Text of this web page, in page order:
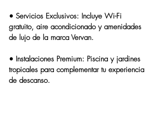
• Servicios Exclusivos: Incluye Wi-Fi
gratuito, aire acondicionado y amenidades
de lujo de la marca Vervan.
• Instalaciones Premium: Piscina y jardines
tropicales para complementar tu experiencia
de descanso.